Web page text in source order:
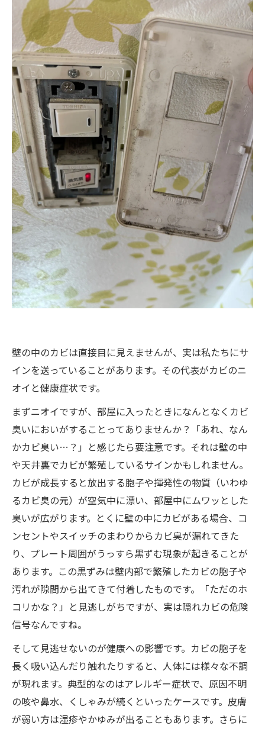
壁の中のカビは直接目に見えませんが、実は私たちにサ
インを送っていることがあります。その代表がカビのニ
オイと健康症状です。
まずニオイですが、部屋に入ったときになんとなくカビ
臭いにおいがすることってありませんか？「あれ、なん
かカビ臭い…？」と感じたら要注意です。それは壁の中
や天井裏でカビが繁殖しているサインかもしれません。
カビが成長すると放出する胞子や揮発性の物質（いわゆ
るカビ臭の元）が空気中に漂い、部屋中にムワッとした
臭いが広がります。とくに壁の中にカビがある場合、コ
ンセントやスイッチのまわりからカビ臭が漏れてきた
り、プレート周囲がうっすら黒ずむ現象が起きることが
あります。この黒ずみは壁内部で繁殖したカビの胞子や
汚れが隙間から出てきて付着したものです。「ただのホ
コリかな？」と見逃しがちですが、実は隠れカビの危険
信号なんですね。
そして見逃せないのが健康への影響です。カビの胞子を
長く吸い込んだり触れたりすると、人体には様々な不調
が現れます。典型的なのはアレルギー症状で、原因不明
の咳や鼻水、くしゃみが続くといったケースです。皮膚
が弱い方は湿疹やかゆみが出ることもあります。さらに